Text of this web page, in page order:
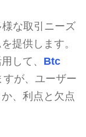
様な取引ニーズ
提供します。
して、 Btc
が、ユーザー
、利点と欠点